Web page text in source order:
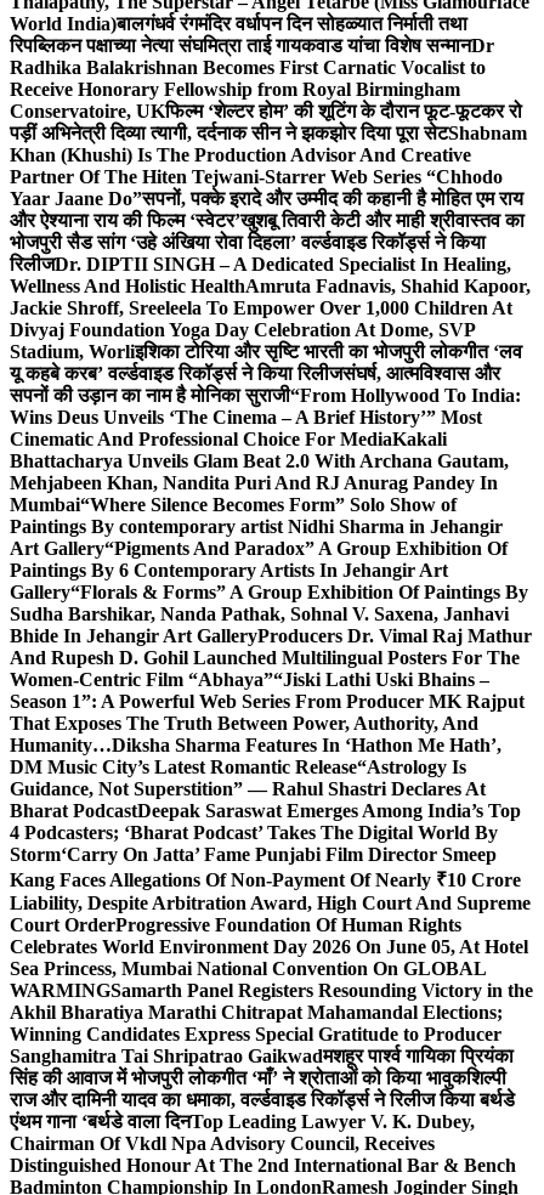
World India)बालगंधर्व रंगमंदिर वर्धापन दिन सोहळ्यात निर्माती तथा
रिपब्लिकन पक्षाच्या नेत्या संघमित्रा ताई गायकवाड यांचा विशेष सन्मानDr
Radhika Balakrishnan Becomes First Carnatic Vocalist to
Receive Honorary Fellowship from Royal Birmingham
Conservatoire, UKफिल्म ‘शेल्टर होम’ की शूटिंग के दौरान फूट-फूटकर रो
पड़ीं अभिनेत्री दिव्या त्यागी, दर्दनाक सीन ने झकझोर दिया पूरा सेटShabnam
Khan (Khushi) Is The Production Advisor And Creative
Partner Of The Hiten Tejwani-Starrer Web Series “Chhodo
Yaar Jaane Do”सपनों, पक्के इरादे और उम्मीद की कहानी है मोहित एम राय
और ऐश्याना राय की फिल्म ‘स्वेटर’खुशबू तिवारी केटी और माही श्रीवास्तव का
भोजपुरी सैड सांग ‘उहे अंखिया रोवा दिहला’ वर्ल्डवाइड रिकॉर्ड्स ने किया
रिलीजDr. DIPTII SINGH – A Dedicated Specialist In Healing,
Wellness And Holistic HealthAmruta Fadnavis, Shahid Kapoor,
Jackie Shroff, Sreeleela To Empower Over 1,000 Children At
Divyaj Foundation Yoga Day Celebration At Dome, SVP
Stadium, Worliइशिका टोरिया और सृष्टि भारती का भोजपुरी लोकगीत ‘लव
यू कहबे करब’ वर्ल्डवाइड रिकॉर्ड्स ने किया रिलीजसंघर्ष, आत्मविश्वास और
सपनों की उड़ान का नाम है मोनिका सुराजी“From Hollywood To India:
Wins Deus Unveils ‘The Cinema – A Brief History’” Most
Cinematic And Professional Choice For MediaKakali
Bhattacharya Unveils Glam Beat 2.0 With Archana Gautam,
Mehjabeen Khan, Nandita Puri And RJ Anurag Pandey In
Mumbai“Where Silence Becomes Form” Solo Show of
Paintings By contemporary artist Nidhi Sharma in Jehangir
Art Gallery“Pigments And Paradox” A Group Exhibition Of
Paintings By 6 Contemporary Artists In Jehangir Art
Gallery“Florals & Forms” A Group Exhibition Of Paintings By
Sudha Barshikar, Nanda Pathak, Sohnal V. Saxena, Janhavi
Bhide In Jehangir Art GalleryProducers Dr. Vimal Raj Mathur
And Rupesh D. Gohil Launched Multilingual Posters For The
Women-Centric Film “Abhaya”“Jiski Lathi Uski Bhains –
Season 1”: A Powerful Web Series From Producer MK Rajput
That Exposes The Truth Between Power, Authority, And
Humanity…Diksha Sharma Features In ‘Hathon Me Hath’,
DM Music City’s Latest Romantic Release“Astrology Is
Guidance, Not Superstition” — Rahul Shastri Declares At
Bharat PodcastDeepak Saraswat Emerges Among India’s Top
4 Podcasters; ‘Bharat Podcast’ Takes The Digital World By
Storm‘Carry On Jatta’ Fame Punjabi Film Director Smeep
Kang Faces Allegations Of Non-Payment Of Nearly ₹10 Crore
Liability, Despite Arbitration Award, High Court And Supreme
Court OrderProgressive Foundation Of Human Rights
Celebrates World Environment Day 2026 On June 05, At Hotel
Sea Princess, Mumbai National Convention On GLOBAL
WARMINGSamarth Panel Registers Resounding Victory in the
Akhil Bharatiya Marathi Chitrapat Mahamandal Elections;
Winning Candidates Express Special Gratitude to Producer
Sanghamitra Tai Shripatrao Gaikwadमशहूर पार्श्व गायिका प्रियंका
सिंह की आवाज में भोजपुरी लोकगीत ‘माँ’ ने श्रोताओं को किया भावुकशिल्पी
राज और दामिनी यादव का धमाका, वर्ल्डवाइड रिकॉर्ड्स ने रिलीज किया बर्थडे
एंथम गाना ‘बर्थडे वाला दिनTop Leading Lawyer V. K. Dubey,
Chairman Of Vkdl Npa Advisory Council, Receives
Distinguished Honour At The 2nd International Bar & Bench
Badminton Championship In LondonRamesh Joginder Singh